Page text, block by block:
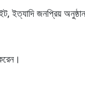
ইত্যাদি জনপ্রিয়